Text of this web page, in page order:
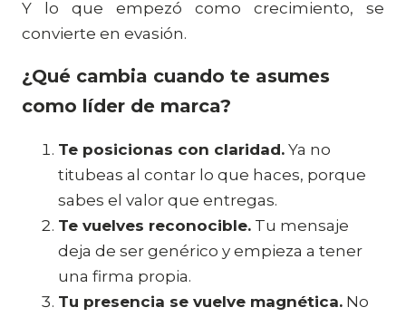
Y lo que empezó como crecimiento, se
convierte en evasión.
¿Qué cambia cuando te asumes
como líder de marca?
Te posicionas con claridad. Ya no
titubeas al contar lo que haces, porque
sabes el valor que entregas.
Te vuelves reconocible. Tu mensaje
deja de ser genérico y empieza a tener
una firma propia.
Tu presencia se vuelve magnética. No